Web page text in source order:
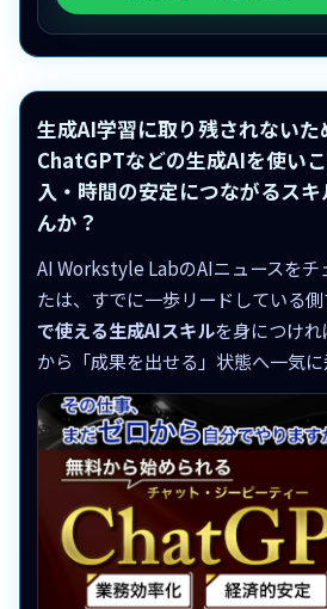
生成AI学習に取り残されない
ChatGPTなどの生成AIを使い
入・時間の安定につながるス
んか？
AI Workstyle LabのAIニュースをチ
たは、すでに一歩リードしている側
で使える生成AIスキルを身につけれ
から「成果を出せる」状態へ一気に